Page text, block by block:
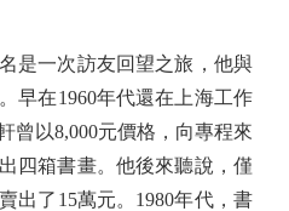
一次訪友回望之旅，他與
早在1960年代還在上海工作
曾以8,000元價格，向專程來
四箱書畫。他後來聽說，僅
出了15萬元。1980年代，書